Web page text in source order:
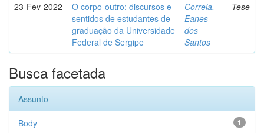
23-Fev-2022
O corpo-outro: discursos e
sentidos de estudantes de
graduação da Universidade
Federal de Sergipe
Correia,
Eanes
dos
Santos
Tese
Busca facetada
Assunto
1
Body